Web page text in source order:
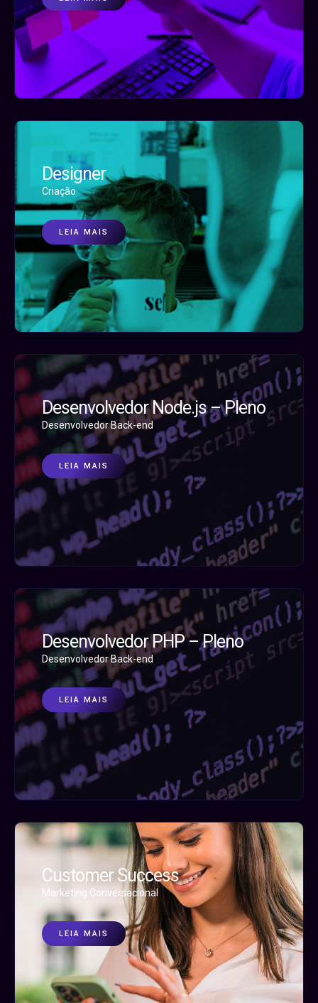
Designer
Criação
LEIA MAIS
Desenvolvedor Node.js – Pleno
Desenvolvedor Back-end
LEIA MAIS
Desenvolvedor PHP – Pleno
Desenvolvedor Back-end
LEIA MAIS
Customer Success
Marketing Conversacional
LEIA MAIS